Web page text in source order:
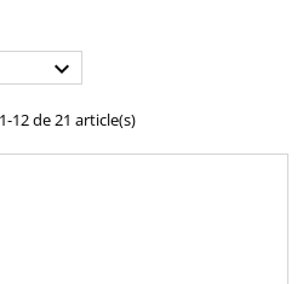

12 de 21 article(s)